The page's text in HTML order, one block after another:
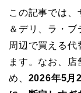
この記事では、
＆デリ、ラ・ブ
周辺で買える代
ます。なお、
め、 2026年5月